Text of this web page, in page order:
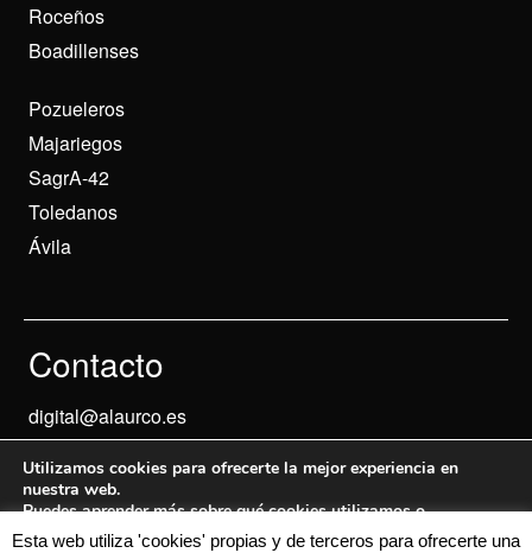
Roceños
Boadillenses
Pozueleros
Majariegos
SagrA-42
Toledanos
Ávila
Contacto
digital@alaurco.es
Esta web utiliza 'cookies' propias y de terceros para ofrecerte una
Utilizamos cookies para ofrecerte la mejor experiencia en
nuestra web.
Puedes aprender más sobre qué cookies utilizamos o
desactivarlas en losajustes.